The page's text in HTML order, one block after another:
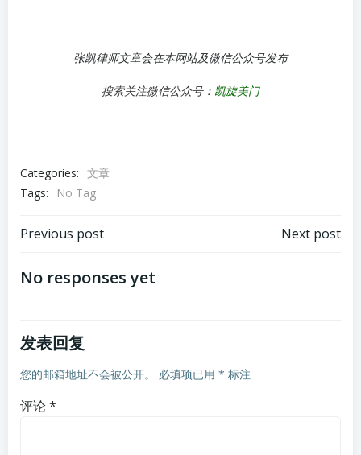
张凯律师文章会在本网站及微信公众号发布
搜索关注微信公众号： 凯旋美门
Categories: 文章
Tags:
No Tag
Previous post Next post
No responses yet
发表回复
您的邮箱地址不会被公开。 必填项已用 * 标注
评论*